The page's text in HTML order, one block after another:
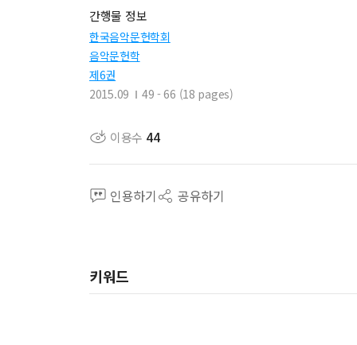
간행물 정보
한국음악문헌학회
음악문헌학
제6권
2015.09
49 - 66 (18 pages)
이용수 44
인용하기 공유하기
키워드